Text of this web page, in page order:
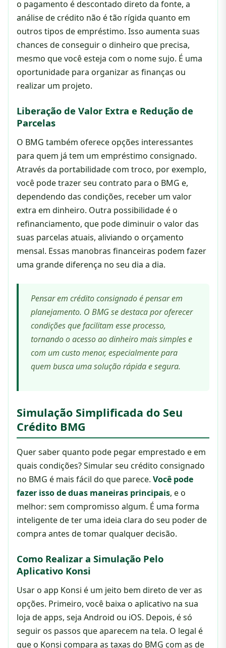
o pagamento é descontado direto da fonte, a
análise de crédito não é tão rígida quanto em
outros tipos de empréstimo. Isso aumenta suas
chances de conseguir o dinheiro que precisa,
mesmo que você esteja com o nome sujo. É uma
oportunidade para organizar as finanças ou
realizar um projeto.
Liberação de Valor Extra e Redução de
Parcelas
O BMG também oferece opções interessantes
para quem já tem um empréstimo consignado.
Através da portabilidade com troco, por exemplo,
você pode trazer seu contrato para o BMG e,
dependendo das condições, receber um valor
extra em dinheiro. Outra possibilidade é o
refinanciamento, que pode diminuir o valor das
suas parcelas atuais, aliviando o orçamento
mensal. Essas manobras financeiras podem fazer
uma grande diferença no seu dia a dia.
Pensar em crédito consignado é pensar em
planejamento. O BMG se destaca por oferecer
condições que facilitam esse processo,
tornando o acesso ao dinheiro mais simples e
com um custo menor, especialmente para
quem busca uma solução rápida e segura.
Simulação Simplificada do Seu
Crédito BMG
Quer saber quanto pode pegar emprestado e em
quais condições? Simular seu crédito consignado
no BMG é mais fácil do que parece. Você pode
fazer isso de duas maneiras principais, e o
melhor: sem compromisso algum. É uma forma
inteligente de ter uma ideia clara do seu poder de
compra antes de tomar qualquer decisão.
Como Realizar a Simulação Pelo
Aplicativo Konsi
Usar o app Konsi é um jeito bem direto de ver as
opções. Primeiro, você baixa o aplicativo na sua
loja de apps, seja Android ou iOS. Depois, é só
seguir os passos que aparecem na tela. O legal é
que o Konsi compara as taxas do BMG com as de